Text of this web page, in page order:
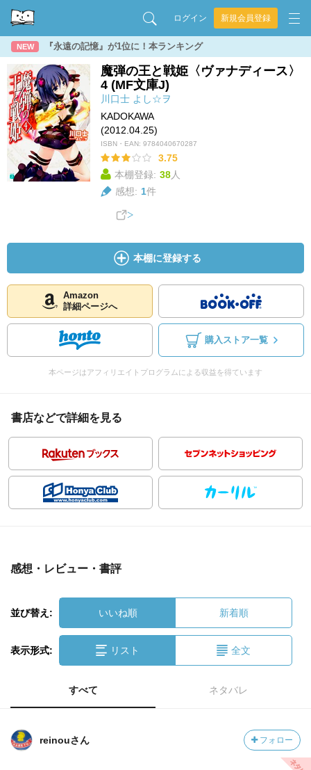
ログイン 新規会員登録
NEW 『永遠の記憶』が1位に！本ランキング
魔弾の王と戦姫〈ヴァナディース〉
4 (MF文庫J)
川口士 よし☆ヲ
KADOKAWA
(2012.04.25)
ISBN・EAN: 9784040670287
3.75
本棚登録: 38人
感想: 1件
本棚に登録する
Amazon
詳細ページへ
購入ストア一覧
本ページはアフィリエイトプログラムによる収益を得ています
書店などで詳細を見る
感想・レビュー・書評
並び替え: いいね順 新着順
表示形式: リスト 全文
すべて ネタバレ
reinouさん フォロー